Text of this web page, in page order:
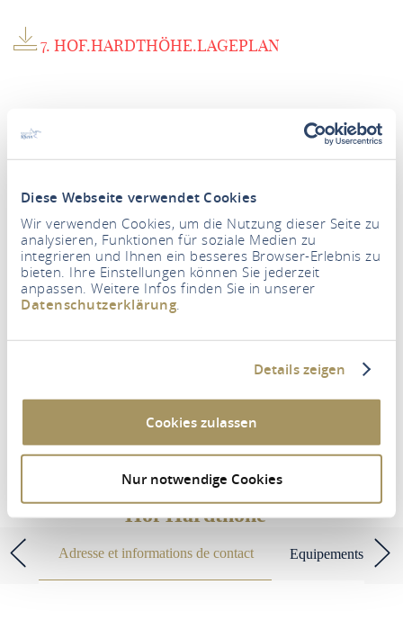
Diese Webseite verwendet Cookies
Wir verwenden Cookies, um die Nutzung dieser Seite zu
analysieren, Funktionen für soziale Medien zu
integrieren und Ihnen ein besseres Browser-Erlebnis zu
bieten. Ihre Einstellungen können Sie jederzeit
anpassen. Weitere Infos finden Sie in unserer
Datenschutzerklärung
Details zeigen
Cookies zulassen
Nur notwendige Cookies
7. HOF.HARDTHÖHE.LAGEPLAN
Période
RECHERCHER UN LOGEMENT
Hof Hardthöhe
Adresse et informations de contact Equipements et